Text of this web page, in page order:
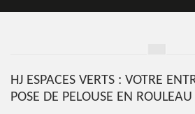
HJ ESPACES VERTS : VOTRE
POSE DE PELOUSE EN ROULEAU